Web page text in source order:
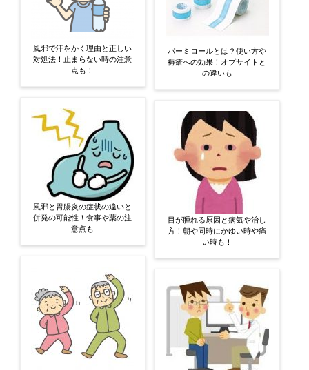
風邪で汗をかく理由と正しい
対処法！止まらない時の注意
点も！
風邪と胃腸炎の症状の違いと
併発の可能性！食事や薬の注
意点も
パーミロールとは？使い方や
褥瘡への効果！オプサイトと
の違いも
目が腫れる原因と病気や治し
方！朝や同時にかゆい時や痛
い時も！